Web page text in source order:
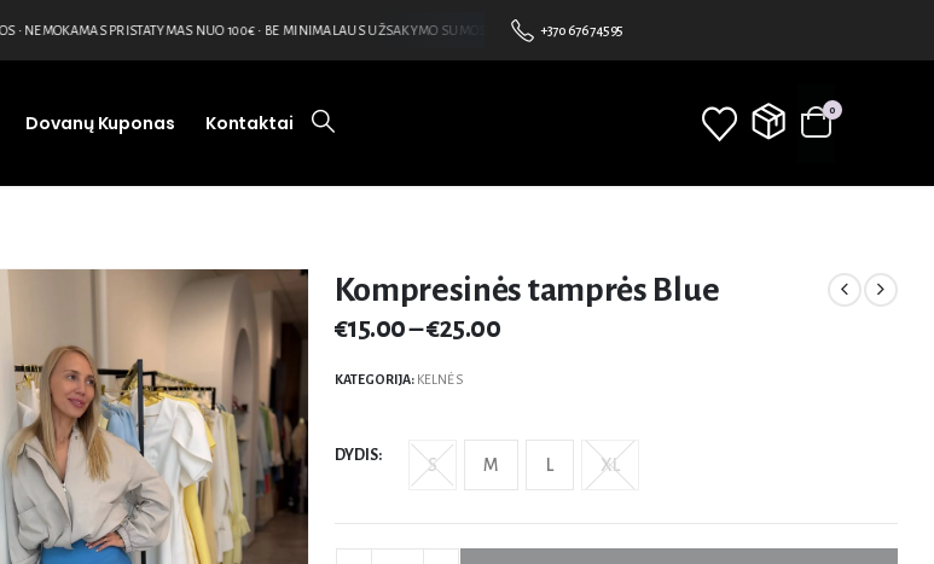
PRISTATYMAS NUO 100€ • BE MINIMALAUS UŽSAKYMO SUMOS •NEMOKAMAS PRISTATYMAS NUO 100€ • BE MINIMALAUS UŽSAKYMO
+370 676 74595
Dovanų Kuponas Kontaktai
0
Kompresinės tamprės Blue
€15.00–€25.00
KATEGORIJA: KELNĖS
DYDIS S M L XL